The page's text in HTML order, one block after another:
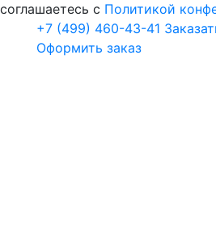
соглашаетесь с Политикой
+7 (499) 460-43-41
Оформить заказ